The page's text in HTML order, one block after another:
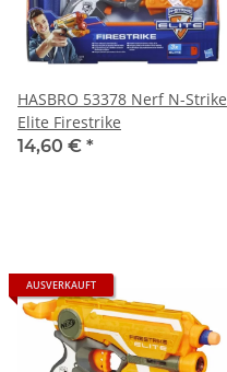
HASBRO 53378 Nerf N-Strike
Elite Firestrike
14,60 € *
AUSVERKAUFT